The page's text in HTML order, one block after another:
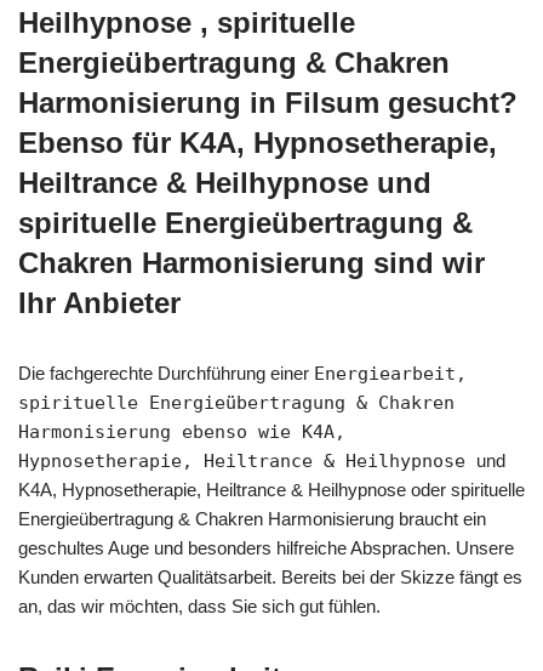
Heilhypnose , spirituelle
Energieübertragung & Chakren
Harmonisierung in Filsum gesucht?
Ebenso für K4A, Hypnosetherapie,
Heiltrance & Heilhypnose und
spirituelle Energieübertragung &
Chakren Harmonisierung sind wir
Ihr Anbieter
Die fachgerechte Durchführung einer Energiearbeit,
spirituelle Energieübertragung & Chakren
Harmonisierung ebenso wie K4A,
Hypnosetherapie, Heiltrance & Heilhypnose und
K4A, Hypnosetherapie, Heiltrance & Heilhypnose oder spirituelle
Energieübertragung & Chakren Harmonisierung braucht ein
geschultes Auge und besonders hilfreiche Absprachen. Unsere
Kunden erwarten Qualitätsarbeit. Bereits bei der Skizze fängt es
an, das wir möchten, dass Sie sich gut fühlen.